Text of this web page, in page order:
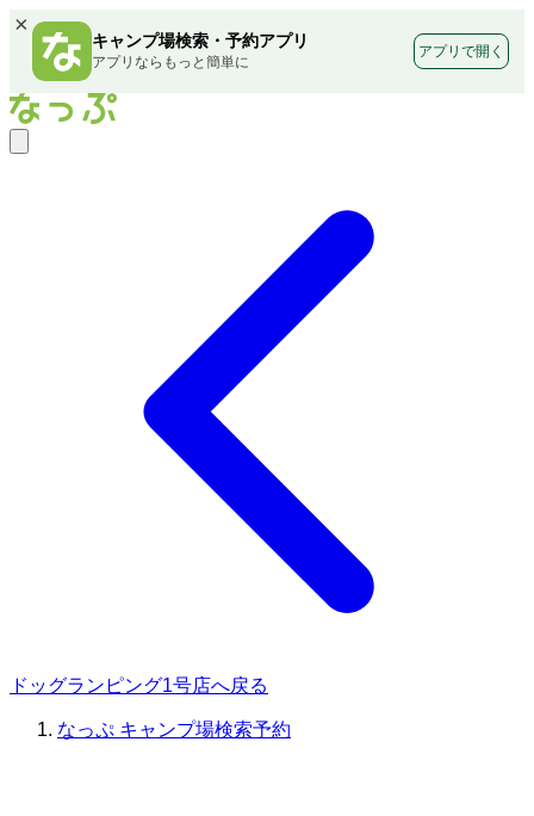
×
キャンプ場検索・予約アプリ
アプリならもっと簡単に
アプリで開く
ドッグランピング1号店へ戻る
なっぷ キャンプ場検索予約